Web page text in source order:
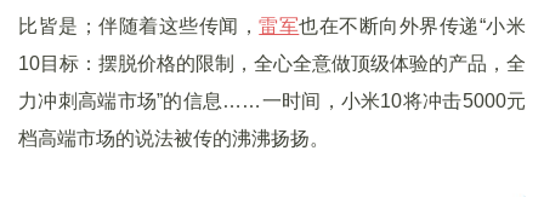
比皆是；伴随着这些传闻，雷军也在不断向外界传递“小米
10目标：摆脱价格的限制，全心全意做顶级体验的产品，全
力冲刺高端市场”的信息……一时间，小米10将冲击5000元
档高端市场的说法被传的沸沸扬扬。